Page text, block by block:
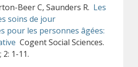
Beer C, Saunders R. Les
soins de jour
pour les personnes âgées:
Cogent Social Sciences.
1-11.